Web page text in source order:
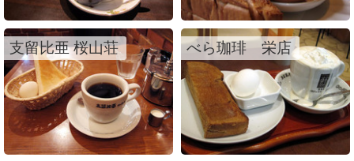
支留比亜 桜山荘 べら珈琲 栄店